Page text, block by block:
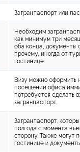
Загранпаспорт или
Необходим
как минимум три
оба конца, документы
прочему, иногда от
гостинице.
Визу можно оформить
посещении офиса
потребуется сделать
загранпаспорт.
Загранпаспорт,
полгода с момента
сторону. Также могут
гостинице и